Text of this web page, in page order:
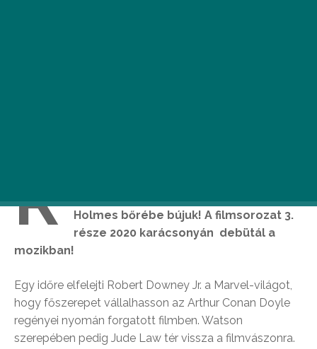
R
Holmes bőrébe bújuk! A filmsorozat 3.
része 2020 karácsonyán debütál a
mozikban!
Egy időre elfelejti Robert Downey Jr. a Marvel-világot,
hogy főszerepet vállalhasson az Arthur Conan Doyle
regényei nyomán forgatott filmben. Watson
szerepében pedig Jude Law tér vissza a filmvászonra.